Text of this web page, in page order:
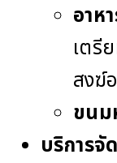
อาห
เตรี
สงฆ์
ขนม
บริการจั